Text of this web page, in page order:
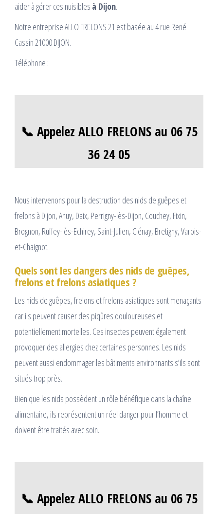
aider à gérer ces nuisibles à Dijon.
Notre entreprise ALLO FRELONS 21 est basée au 4 rue René
Cassin 21000 DIJON.
Téléphone :
📞 Appelez ALLO FRELONS au 06 75
36 24 05
Nous intervenons pour la destruction des nids de guêpes et
frelons à Dijon, Ahuy, Daix, Perrigny-lès-Dijon, Couchey, Fixin,
Brognon, Ruffey-lès-Echirey, Saint-Julien, Clénay, Bretigny, Varois-
et-Chaignot.
Quels sont les dangers des nids de guêpes,
frelons et frelons asiatiques ?
Les nids de guêpes, frelons et frelons asiatiques sont menaçants
car ils peuvent causer des piqûres douloureuses et
potentiellement mortelles. Ces insectes peuvent également
provoquer des allergies chez certaines personnes. Les nids
peuvent aussi endommager les bâtiments environnants s’ils sont
situés trop près.
Bien que les nids possèdent un rôle bénéfique dans la chaîne
alimentaire, ils représentent un réel danger pour l’homme et
doivent être traités avec soin.
📞 Appelez ALLO FRELONS au 06 75